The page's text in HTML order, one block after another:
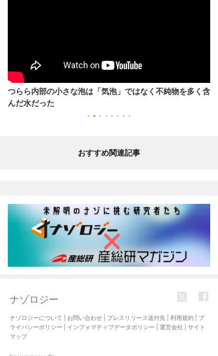
つらら内部の小さな泡は「気泡」ではなく不純物を多く含
んだ水だった
おすすめ関連記事
ナゾロジー
ナゾロジーについて お問い合わせ プレスリリース送付先 利用規約
プ
ライバシーポリシー
インフォマティブデータポリシー 運営会社
サイト
マップ